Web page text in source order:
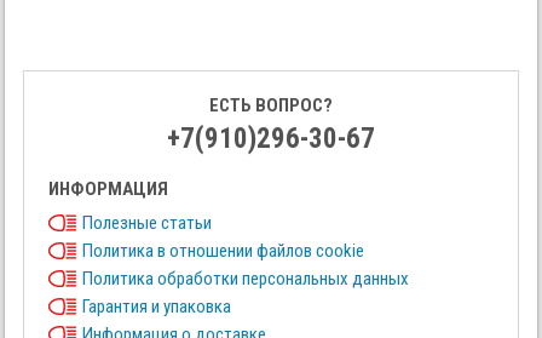
ЕСТЬ ВОПРОС?
+7(910)296-30-67
ИНФОРМАЦИЯ
Полезные статьи
Политика в отношении файлов cookie
Политика обработки персональных данных
Гарантия и упаковка